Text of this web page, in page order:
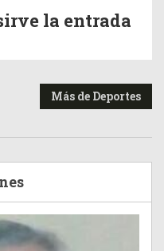
la entrada
Más de Deportes